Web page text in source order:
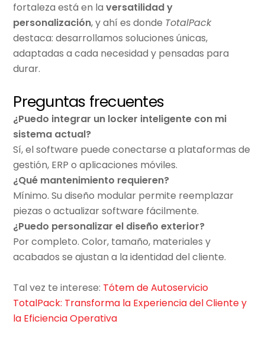
fortaleza está en laversatilidad y
personalización, y ahí es donde TotalPack
destaca: desarrollamos soluciones únicas,
adaptadas a cada necesidad y pensadas para
durar.
Preguntas frecuentes
¿Puedo integrar un locker inteligente con mi
sistema actual?
Sí, el software puede conectarse a plataformas de
gestión, ERP o aplicaciones móviles.
¿Qué mantenimiento requieren?
Mínimo. Su diseño modular permite reemplazar
piezas o actualizar software fácilmente.
¿Puedo personalizar el diseño exterior?
Por completo. Color, tamaño, materiales y
acabados se ajustan a la identidad del cliente.
Tal vez te interese: Tótem de Autoservicio
TotalPack: Transforma la Experiencia del Cliente y
la Eficiencia Operativa